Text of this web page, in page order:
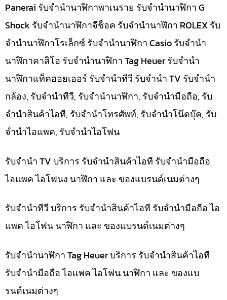
Panerai รับจำนำนาฬิกาพาเนราย รับจำนำนาฬิกา G
Shock รับจำนำนาฬิกาจีช็อค รับจำนำนาฬิกา ROLEX รับ
จำนำนาฬิกาโรเล็กซ์ รับจำนำนาฬิกา Casio รับจำนำ
นาฬิกาคาสิโอ รับจำนำนาฬิกา Tag Heuer รับจำนำ
นาฬิกาแท็คฮอยเออร์ รับจำนำทีวี รับจำนำ TV รับจำนำ
กล้อง, รับจำนำทีวี, รับจำนำนาฬิกา, รับจำนำมือถือ, รับ
จำนำสินค้าไอที, รับจำนำโทรศัพท์, รับจำนำโน๊ดบุ๊ค, รับ
จำนำไอแพค, รับจำนำไอโฟน
รับจำนำ TV บริการ รับจำนำสินค้าไอที รับจำนำมือถือ
ไอแพค ไอโฟนง นาฬิกา และ ของแบรนด์เนมต่างๆ
รับจำนำทีวี บริการ รับจำนำสินค้าไอที รับจำนำมือถือ ไอ
แพค ไอโฟน นาฬิกา และ ของแบรนด์เนมต่างๆ
รับจำนำนาฬิกา Tag Heuer บริการ รับจำนำสินค้าไอที
รับจำนำมือถือ ไอแพค ไอโฟน นาฬิกา และ ของแบ
รนด์เนมต่างๆ